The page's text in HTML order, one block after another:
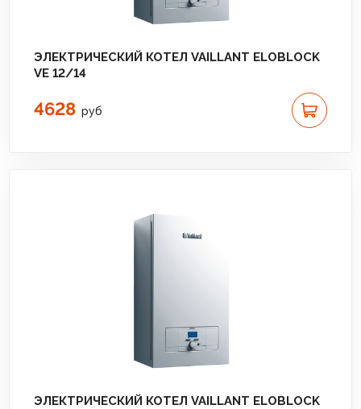
ЭЛЕКТРИЧЕСКИЙ КОТЕЛ VAILLANT ELOBLOCK
VE 12/14
4628 руб
ЭЛЕКТРИЧЕСКИЙ КОТЕЛ VAILLANT ELOBLOCK